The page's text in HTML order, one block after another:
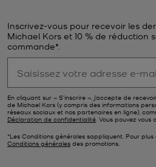
Inscrivez-vous pour recevoir les
Michael Kors et 10 % de réduction
commande*.
En cliquant sur « S’inscrire », j’accepte de
de Michael Kors (y compris des informations
réseaux sociaux et nos partenaires en ligne),
Déclaration de confidentialité. Vous pouvez
*Les Conditions générales sappliquent. Pour plus
Conditions générales des promotions.